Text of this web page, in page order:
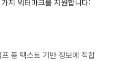
지 워터마크를 지원합니다:
등 텍스트 기반 정보에 적합